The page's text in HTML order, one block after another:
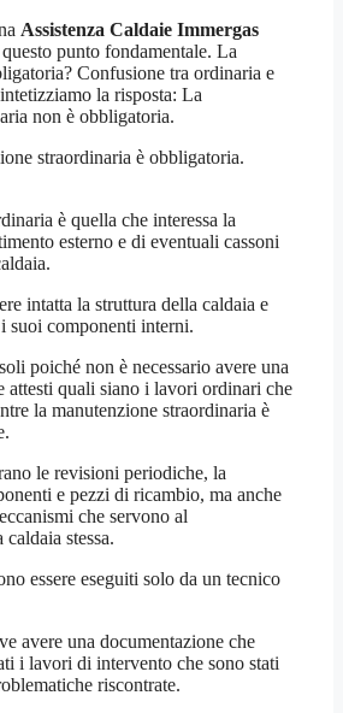
Assistenza Caldaie Immergas
punto fondamentale. La
Confusione tra ordinaria e
la risposta: La
non è obbligatoria.
straordinaria è obbligatoria.
è quella che interessa la
esterno e di eventuali cassoni
intatta la struttura della caldaia e
suoi componenti interni.
poiché non è necessario avere una
attesti quali siano i lavori ordinari che
la manutenzione straordinaria è
le revisioni periodiche, la
e pezzi di ricambio, ma anche
che servono al
stessa.
essere eseguiti solo da un tecnico
avere una documentazione che
i lavori di intervento che sono stati
riscontrate.